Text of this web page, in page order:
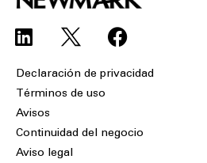
L
i
n
k
e
d
F
a
o
Declaración de privacidad
Términos de uso
Avisos
Continuidad del negocio
Aviso legal